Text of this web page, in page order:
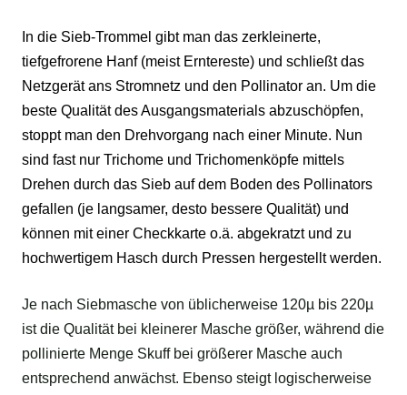
In die Sieb-Trommel gibt man das zerkleinerte,
tiefgefrorene Hanf (meist Erntereste) und schließt das
Netzgerät ans Stromnetz und den Pollinator an. Um die
beste Qualität des Ausgangsmaterials abzuschöpfen,
stoppt man den Drehvorgang nach einer Minute. Nun
sind fast nur Trichome und Trichomenköpfe mittels
Drehen durch das Sieb auf dem Boden des Pollinators
gefallen (je langsamer, desto bessere Qualität) und
können mit einer Checkkarte o.ä. abgekratzt und zu
hochwertigem Hasch durch Pressen hergestellt werden.
Je nach Siebmasche von üblicherweise 120µ bis 220µ
ist die Qualität bei kleinerer Masche größer, während die
pollinierte Menge Skuff bei größerer Masche auch
entsprechend anwächst. Ebenso steigt logischerweise